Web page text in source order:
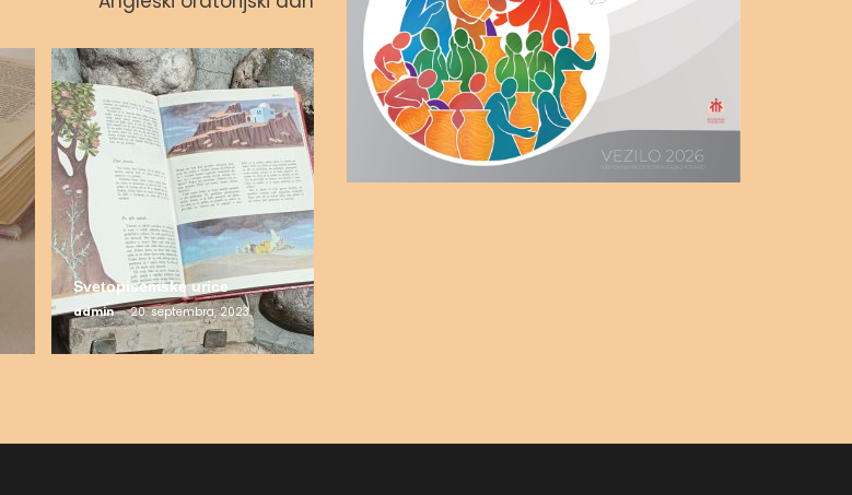
Svetopisemske urice
admin 20. septembra, 2023